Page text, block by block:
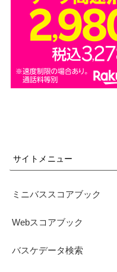
サイトメニュー
ミニバススコアブック
Webスコアブック
バスケデータ検索